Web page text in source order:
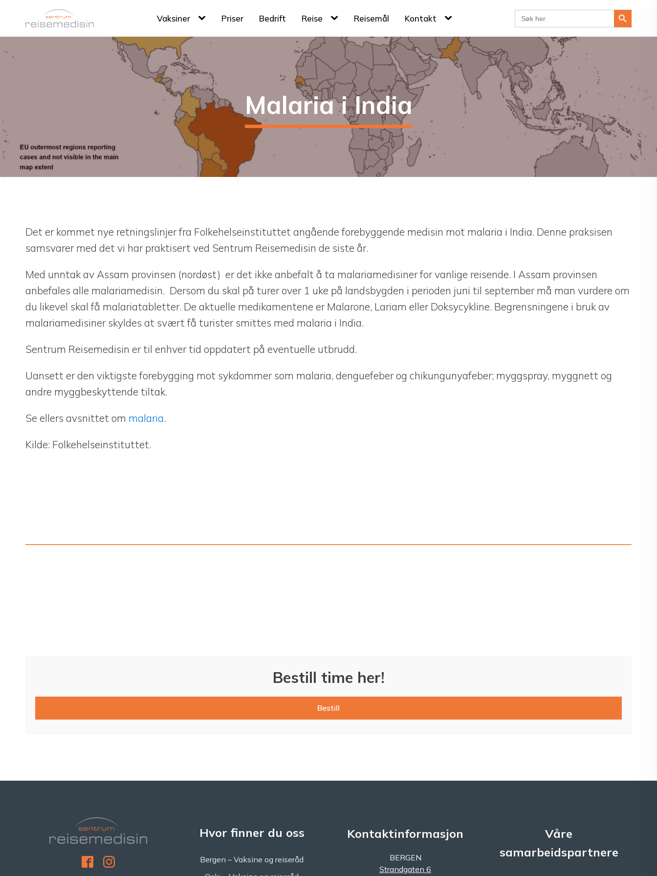
Vaksiner Priser Bedrift Reise Reisemål Kontakt
Search
for:
Search Button
Malaria i India
Det er kommet nye retningslinjer fra Folkehelseinstituttet angående forebyggende medisin mot malaria i India. Denne praksisen
samsvarer med det vi har praktisert ved Sentrum Reisemedisin de siste år.
Med unntak av Assam provinsen (nordøst) er det ikke anbefalt å ta malariamedisiner for vanlige reisende. I Assam provinsen
anbefales alle malariamedisin. Dersom du skal på turer over 1 uke på landsbygden i perioden juni til september må man vurdere om
du likevel skal få malariatabletter. De aktuelle medikamentene er Malarone, Lariam eller Doksycykline. Begrensningene i bruk av
malariamedisiner skyldes at svært få turister smittes med malaria i India.
Sentrum Reisemedisin er til enhver tid oppdatert på eventuelle utbrudd.
Uansett er den viktigste forebygging mot sykdommer som malaria, denguefeber og chikungunyafeber; myggspray, myggnett og
andre myggbeskyttende tiltak.
Se ellers avsnittet om malaria.
Kilde: Folkehelseinstituttet.
Bestill time her!
Bestill
Hvor finner du oss
Bergen – Vaksine og reiseråd
Kontaktinformasjon
BERGEN
Strandgaten 6
Våre
samarbeidspartnere